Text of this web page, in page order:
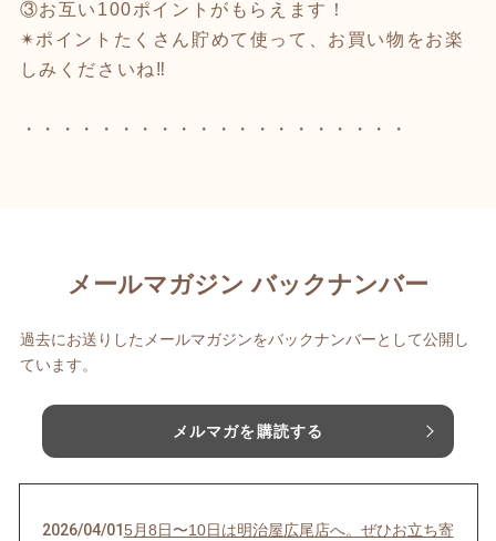
③お互い100ポイントがもらえます！
✴︎ポイントたくさん貯めて使って、お買い物をお楽
しみくださいね‼︎
・・・・・・・・・・・・・・・・・・・・
メールマガジン バックナンバー
過去にお送りしたメールマガジンをバックナンバーとして公開し
ています。
メルマガを購読する
2026/04/015月8日〜10日は明治屋広尾店へ。ぜひお立ち寄